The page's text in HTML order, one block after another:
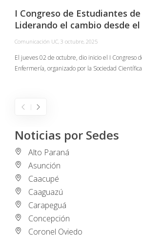
I Congreso de Estudiantes
Liderando el cambio desde
Comunicación UC, 3 octubre, 2025
El jueves 02 de octubre, dio inicio el I Congreso
Enfermería, organizado por la Sociedad
Noticias por Sedes
Alto Paraná
Asunción
Caacupé
Caaguazú
Carapeguá
Concepción
Coronel Oviedo